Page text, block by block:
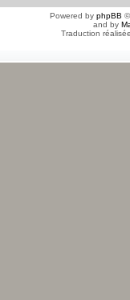
Powered by phpBB
and by
Traduction